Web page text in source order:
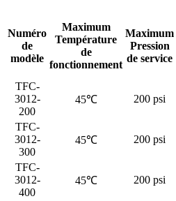
Numéro
de
modèle
Maximum
Température
de
fonctionnement
Maximum
Pression
de service
TFC-
3012-
200
45℃ 200 psi
TFC-
3012-
300
45℃ 200 psi
TFC-
3012-
400
45℃ 200 psi